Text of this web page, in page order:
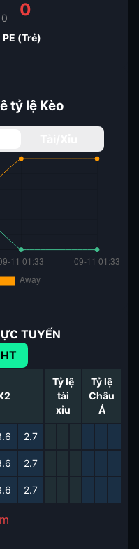
0
(Trẻ)
tỷ lệ Kèo
TUYẾN
HT
Tỷ lệ
tài
xỉu
Tỷ lệ
Châu
Á
2.7
2.7
2.7